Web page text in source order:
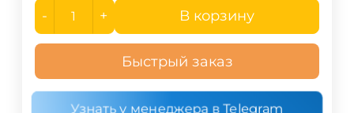
- + В корзину
Быстрый заказ
Узнать у менеджера в Telegram